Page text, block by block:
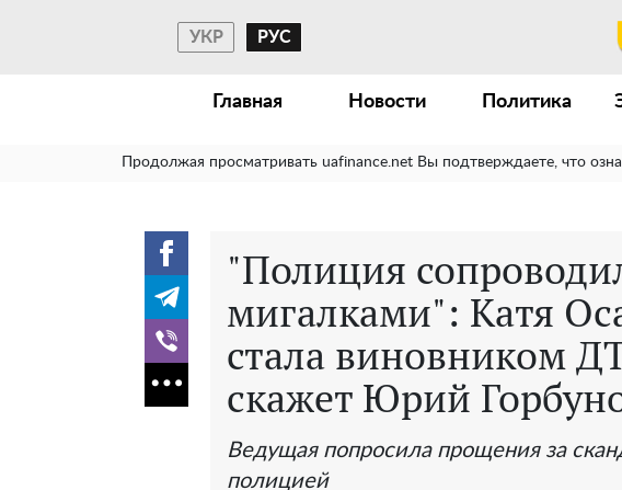
УКР РУС
Главная Новости Политика
Продолжая просматривать uafinance.net Вы подтверждаете, что
"Полиция
мигалками": Катя
стала виновником
скажет Юрий
Ведущая попросила прощения за
полицией